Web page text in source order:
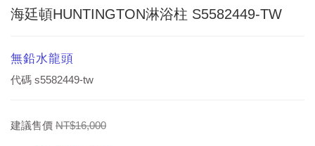
海廷頓HUNTINGTON淋浴柱 S5582449-TW
無鉛水龍頭
代碼 s5582449-tw
建議售價 NT$16,000